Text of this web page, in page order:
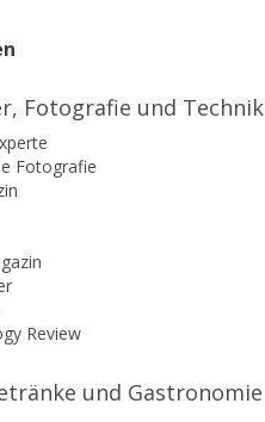
Fotografie und Technik
Fotografie
Review
und Gastronomie